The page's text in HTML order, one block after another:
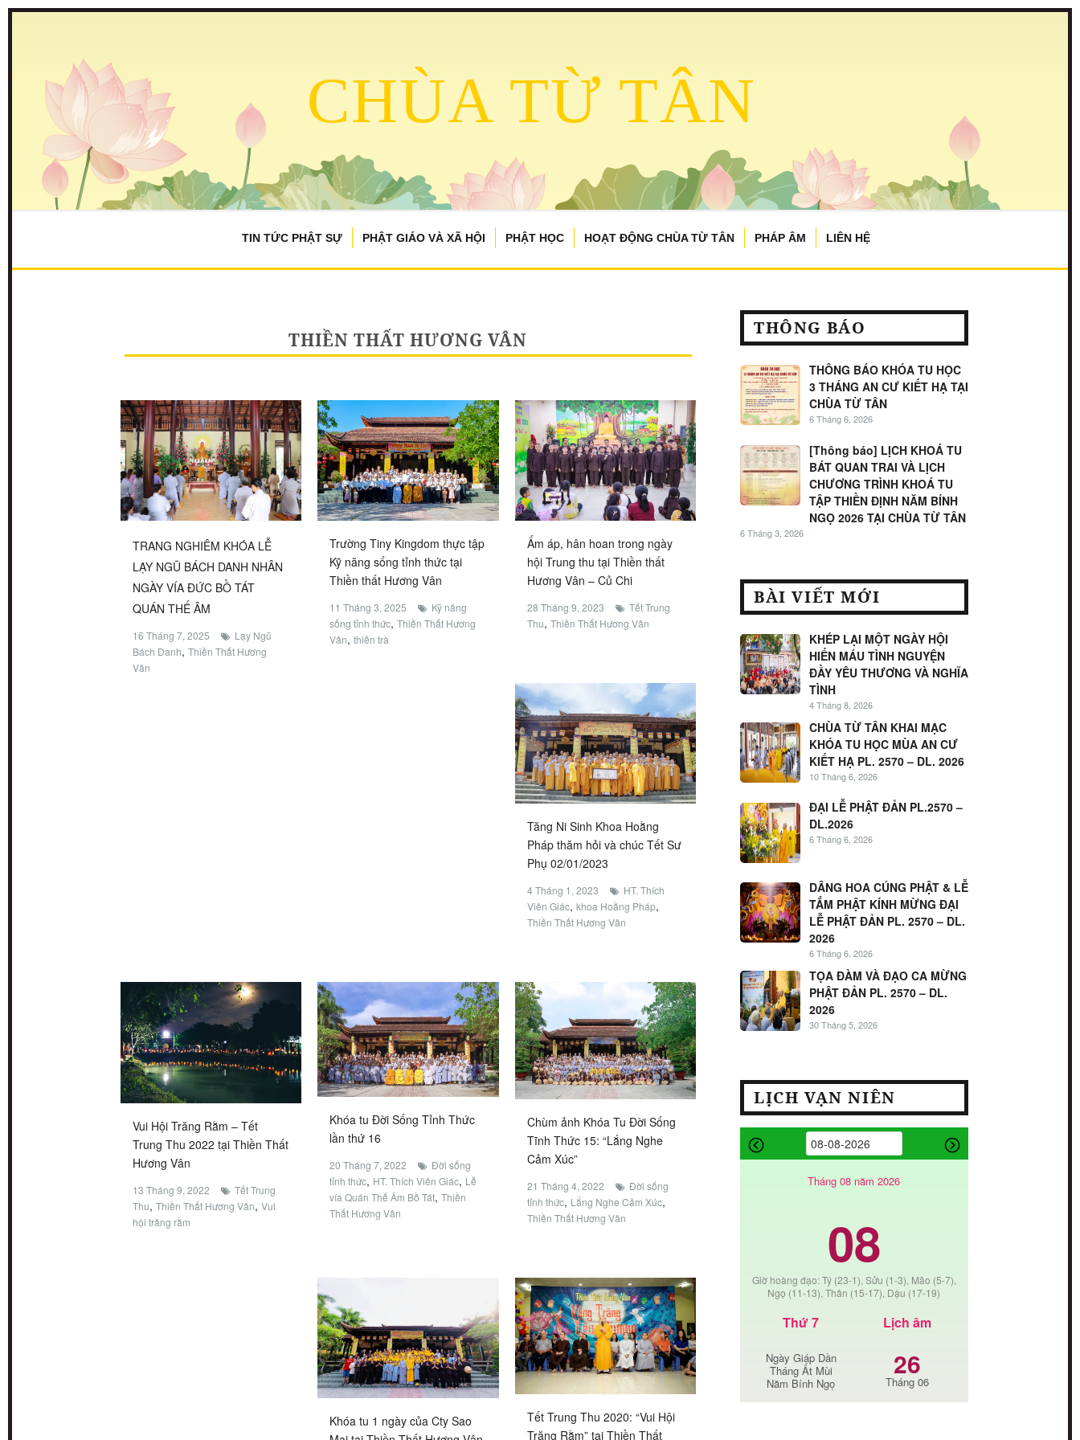
CHÙA TỪ TÂN
TIN TỨC PHẬT SỰ PHẬT GIÁO VÀ XÃ HỘI PHẬT HỌC HOẠT ĐỘNG CHÙA TỪ TÂN PHÁP ÂM LIÊN HỆ
THIỀN THẤT HƯƠNG VÂN
TRANG NGHIÊM KHÓA LỄ
LẠY NGŨ BÁCH DANH NHÂN
NGÀY VÍA ĐỨC BỒ TÁT
QUÁN THẾ ÂM
16 Tháng 7, 2025
Lạy Ngũ
Bách Danh, Thiền Thất Hương
Vân
Trường Tiny Kingdom thực tập
Kỹ năng sống tỉnh thức tại
Thiền thất Hương Vân
11 Tháng 3, 2025
Kỹ năng
sống tỉnh thức, Thiền Thất Hương
Vân, thiền trà
Ấm áp, hân hoan trong ngày
hội Trung thu tại Thiền thất
Hương Vân – Củ Chi
28 Tháng 9, 2023
Tết Trung
Thu, Thiền Thất Hương Vân
Tăng Ni Sinh Khoa Hoằng
Pháp thăm hỏi và chúc Tết Sư
Phụ 02/01/2023
4 Tháng 1, 2023
HT. Thích
Viên Giác, khoa Hoằng Pháp,
Thiền Thất Hương Vân
Vui Hội Trăng Rằm – Tết
Trung Thu 2022 tại Thiền Thất
Hương Vân
13 Tháng 9, 2022
Tết Trung
Thu, Thiền Thất Hương Vân, Vui
hội trăng rằm
Khóa tu Đời Sống Tỉnh Thức
lần thứ 16
20 Tháng 7, 2022
Đời sống
tỉnh thức, HT. Thích Viên Giác, Lễ
vía Quán Thế Âm Bồ Tát, Thiền
Thất Hương Vân
Chùm ảnh Khóa Tu Đời Sống
Tĩnh Thức 15: “Lắng Nghe
Cảm Xúc”
21 Tháng 4, 2022
Đời sống
tỉnh thức, Lắng Nghe Cảm Xúc,
Thiền Thất Hương Vân
Khóa tu 1 ngày của Cty Sao
Tết Trung Thu 2020: “Vui Hội
Trăng Rằm” tại Thiền Thất
THÔNG BÁO
THÔNG BÁO KHÓA TU HỌC
3 THÁNG AN CƯ KIẾT HẠ TẠI
CHÙA TỪ TÂN
6 Tháng 6, 2026
[Thông báo] LỊCH KHOÁ TU
BÁT QUAN TRAI VÀ LỊCH
CHƯƠNG TRÌNH KHOÁ TU
TẬP THIỀN ĐỊNH NĂM BÍNH
NGỌ 2026 TẠI CHÙA TỪ TÂN
6 Tháng 3, 2026
BÀI VIẾT MỚI
KHÉP LẠI MỘT NGÀY HỘI
HIẾN MÁU TÌNH NGUYỆN
ĐẦY YÊU THƯƠNG VÀ NGHĨA
TÌNH
4 Tháng 8, 2026
CHÙA TỪ TÂN KHAI MẠC
KHÓA TU HỌC MÙA AN CƯ
KIẾT HẠ PL. 2570 – DL. 2026
10 Tháng 6, 2026
ĐẠI LỄ PHẬT ĐẢN PL.2570 –
DL.2026
6 Tháng 6, 2026
DÂNG HOA CÚNG PHẬT & LỄ
TẮM PHẬT KÍNH MỪNG ĐẠI
LỄ PHẬT ĐẢN PL. 2570 – DL.
2026
6 Tháng 6, 2026
TỌA ĐÀM VÀ ĐẠO CA MỪNG
PHẬT ĐẢN PL. 2570 – DL.
2026
30 Tháng 5, 2026
LỊCH VẠN NIÊN
Tháng 08 năm 2026
08
Giờ hoàng đạo: Tý (23-1), Sửu (1-3), Mão (5-7),
Ngọ (11-13), Thân (15-17), Dậu (17-19)
Thứ 7
Ngày Giáp Dần
Tháng Ất Mùi
Năm Bính Ngọ
Lịch âm
26
Tháng 06